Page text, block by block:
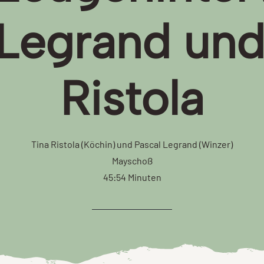
Ristola
Tina Ristola (Köchin) und Pascal Legrand (Winzer)
Mayschoß
45:54 Minuten